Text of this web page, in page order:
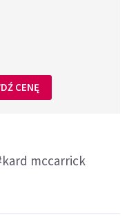
CENĘ
mccarrick